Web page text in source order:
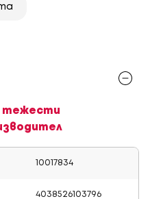
тежести
10017834
4038526103796